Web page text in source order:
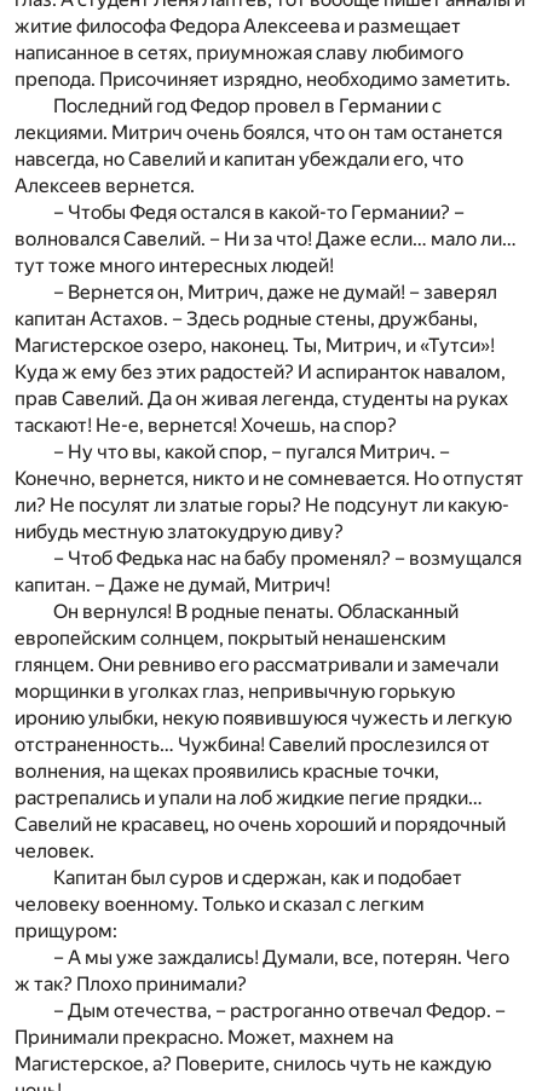
житие философа Федора Алексеева и размещает
написанное в сетях, приумножая славу любимого
препода. Присочиняет изрядно, необходимо заметить.
Последний год Федор провел в Германии с
лекциями. Митрич очень боялся, что он там останется
навсегда, но Савелий и капитан убеждали его, что
Алексеев вернется.
– Чтобы Федя остался в какой-то Германии? –
волновался Савелий. – Ни за что! Даже если… мало ли…
тут тоже много интересных людей!
– Вернется он, Митрич, даже не думай! – заверял
капитан Астахов. – Здесь родные стены, дружбаны,
Магистерское озеро, наконец. Ты, Митрич, и «Тутси»!
Куда ж ему без этих радостей? И аспиранток навалом,
прав Савелий. Да он живая легенда, студенты на руках
таскают! Не-е, вернется! Хочешь, на спор?
– Ну что вы, какой спор, – пугался Митрич. –
Конечно, вернется, никто и не сомневается. Но отпустят
ли? Не посулят ли златые горы? Не подсунут ли какую-
нибудь местную златокудрую диву?
– Чтоб Федька нас на бабу променял? – возмущался
капитан. – Даже не думай, Митрич!
Он вернулся! В родные пенаты. Обласканный
европейским солнцем, покрытый ненашенским
глянцем. Они ревниво его рассматривали и замечали
морщинки в уголках глаз, непривычную горькую
иронию улыбки, некую появившуюся чужесть и легкую
отстраненность… Чужбина! Савелий прослезился от
волнения, на щеках проявились красные точки,
растрепались и упали на лоб жидкие пегие прядки…
Савелий не красавец, но очень хороший и порядочный
человек.
Капитан был суров и сдержан, как и подобает
человеку военному. Только и сказал с легким
прищуром:
– А мы уже заждались! Думали, все, потерян. Чего
ж так? Плохо принимали?
– Дым отечества, – растроганно отвечал Федор. –
Принимали прекрасно. Может, махнем на
Магистерское, а? Поверите, снилось чуть не каждую